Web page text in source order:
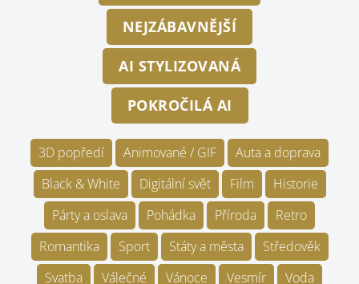
NEJZÁBAVNĚJŠÍ
AI STYLIZOVANÁ
POKROČILÁ AI
3D popředí Animované / GIF
Auta a doprava
Black & White
Digitální svět Film
Historie
Párty a oslava
Pohádka Příroda
Retro
Romantika
Sport Státy a města
Středověk
Svatba
Válečné Vánoce Vesmír
Voda